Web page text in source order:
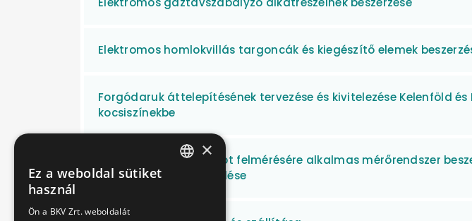
Elektromos homlokvillás targoncák és kiegészítő elemek
Forgódaruk áttelepítésének tervezése és kivitelezése Kelenföld és
kocsiszínekbe
Vágányok pályaállapot felmérésére alkalmas mérőrendszer
telepítése és beüzemelése
×
Ez a weboldal sütiket
használ
Ön a BKV Zrt. weboldalát